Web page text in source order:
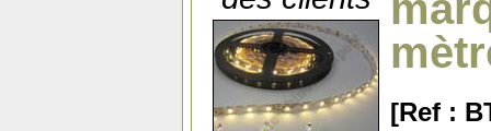
[Ref :